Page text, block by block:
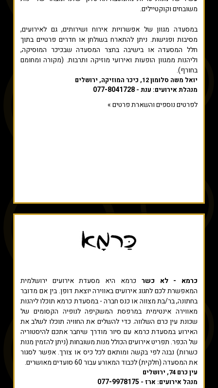
משובחים וקוקטיילים.
במסעדה מגוון של אפשרויות אירוח ושירותים, גם לאירועים,
מסיבות ופגישות. ניתן להתארח בשולחן או חדרים פרטיים בתוך
חלל המסעדה או בישיבה בחצר המסעדה שבכיכר המוסיקה,
וליהנות ממגוון הופעות ואירועי מוזיקה ותרבות. (מקורה ומחומם
בחורף).
יואל משה סלומון 12, כיכר המוזיקה, ירושלים
מנהלת אירועים: ענת - 077-8041728
לפרטים נוספים והשארת פרטים »
כרמא - לא כשר כרמא היא מסעדת אירועים ירושלמית
המאפשרת לכם לחגוג אירועים באווירה יוצאת דופן. בין אם מדובר
בחתונה, בר/בת מצווה או כנס חברה - במסעדת כרמא תוכלו ליהנות
מאווירה אינטימית במרפסת המשקיפה לנופיה הקסומים של
שכונת עין כרם השלווה. כדי להשלים את החוויה תוכלו לשלב את
האירוע במסעדת כרמא עם סיור מודרך שיחבר אתכם להיסטוריה
של הכפר. תפריט אירועים הכולל מנות משובחות (ניתן להזמין מנות
כשרות) נבנה לפי בקשה ומותאם לכל כיס או צורך. אפשר לסגור
את המסעדה (חלקית) לכבוד המאורע עבור 60 סועדים מאושרים.
עין כרם 74, ירושלים
מנהל אירועים: ארז - 077-9978175